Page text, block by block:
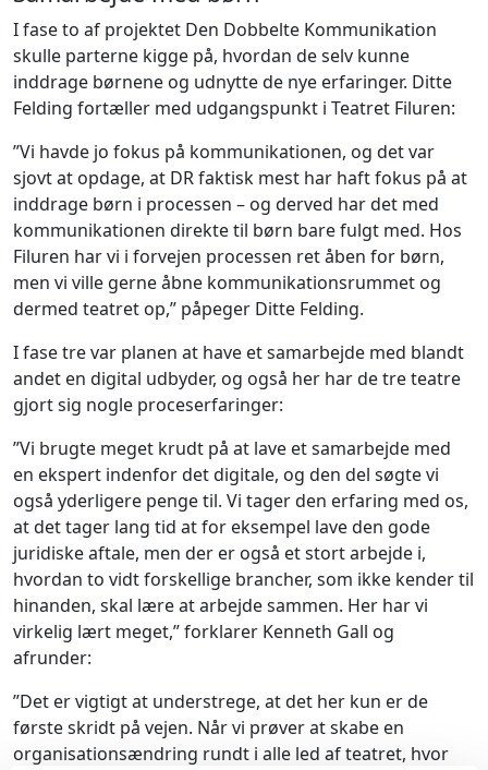
I fase to af projektet Den Dobbelte Kommunikation
skulle parterne kigge på, hvordan de selv kunne
inddrage børnene og udnytte de nye erfaringer. Ditte
Felding fortæller med udgangspunkt i Teatret Filuren:
”Vi havde jo fokus på kommunikationen, og det var
sjovt at opdage, at DR faktisk mest har haft fokus på at
inddrage børn i processen – og derved har det med
kommunikationen direkte til børn bare fulgt med. Hos
Filuren har vi i forvejen processen ret åben for børn,
men vi ville gerne åbne kommunikationsrummet og
dermed teatret op,” påpeger Ditte Felding.
I fase tre var planen at have et samarbejde med blandt
andet en digital udbyder, og også her har de tre teatre
gjort sig nogle proceserfaringer:
”Vi brugte meget krudt på at lave et samarbejde med
en ekspert indenfor det digitale, og den del søgte vi
også yderligere penge til. Vi tager den erfaring med os,
at det tager lang tid at for eksempel lave den gode
juridiske aftale, men der er også et stort arbejde i,
hvordan to vidt forskellige brancher, som ikke kender til
hinanden, skal lære at arbejde sammen. Her har vi
virkelig lært meget,” forklarer Kenneth Gall og
afrunder:
”Det er vigtigt at understrege, at det her kun er de
første skridt på vejen. Når vi prøver at skabe en
organisationsændring rundt i alle led af teatret, hvor